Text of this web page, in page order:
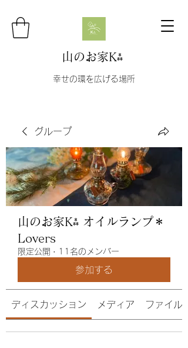
山のお家K⁂
幸せの環を広げる場所
グループ
山のお家K⁂ オイルランプ＊
Lovers
限定公開 · 11名のメンバー
参加する
ディスカッション メディア ファイル